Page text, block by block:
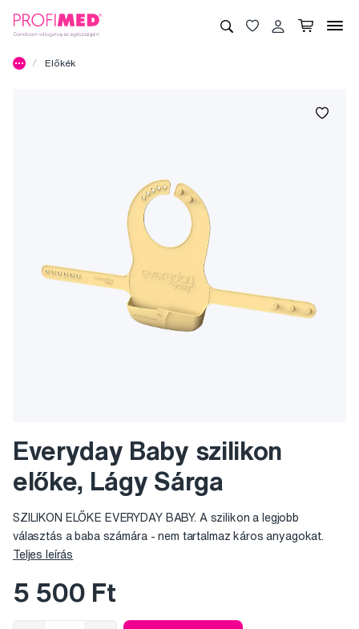
Előkék
Everyday Baby szilikon
előke, Lágy Sárga
SZILIKON ELŐKE EVERYDAY BABY. A szilikon a legjobb
választás a baba számára - nem tartalmaz káros anyagokat.
Teljes leírás
5 500 Ft